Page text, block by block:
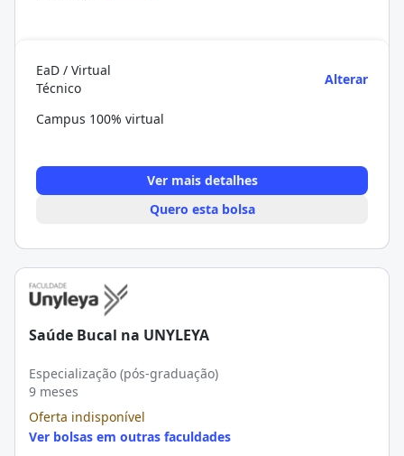
EaD / Virtual
Técnico
Alterar
Campus 100% virtual
Ver mais detalhes
Quero esta bolsa
Saúde Bucal na UNYLEYA
Especialização (pós-graduação)
9 meses
Oferta indisponível
Ver bolsas em outras faculdades